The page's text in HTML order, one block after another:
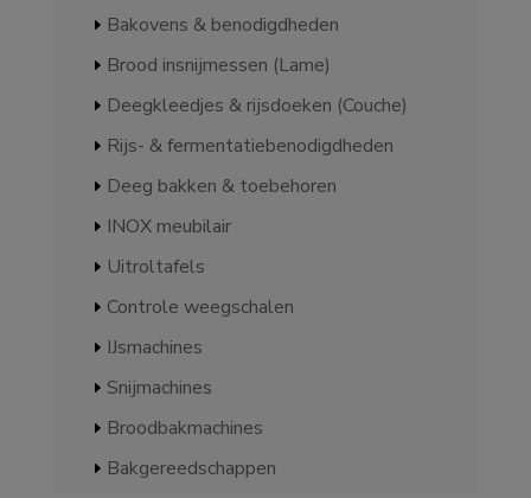
Bakovens & benodigdheden
Brood insnijmessen (Lame)
Deegkleedjes & rijsdoeken (Couche)
Rijs- & fermentatiebenodigdheden
Deeg bakken & toebehoren
INOX meubilair
Uitroltafels
Controle weegschalen
IJsmachines
Snijmachines
Broodbakmachines
Bakgereedschappen